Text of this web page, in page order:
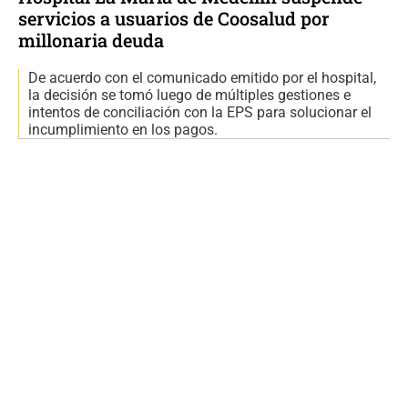
servicios a usuarios de Coosalud por
millonaria deuda
De acuerdo con el comunicado emitido por el hospital,
la decisión se tomó luego de múltiples gestiones e
intentos de conciliación con la EPS para solucionar el
incumplimiento en los pagos.